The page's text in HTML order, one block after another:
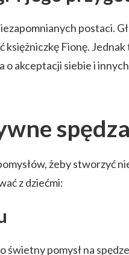
postaci.
Fionę.
akceptacji siebie i
żeby stworzyć
z dziećmi:
pomysł na